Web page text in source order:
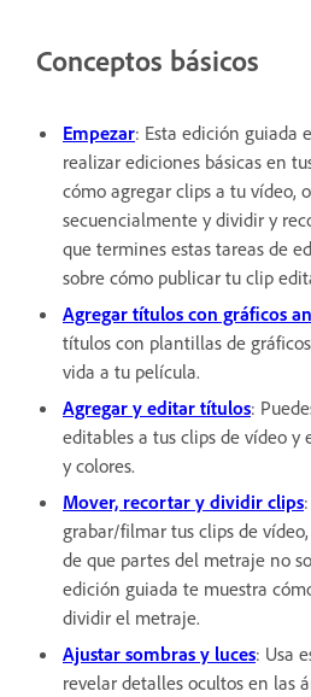
Conceptos básicos
Empezar: Esta edición guiada
realizar ediciones básicas en
cómo agregar clips a tu vídeo,
secuencialmente y dividir y
que termines estas tareas de
sobre cómo publicar tu clip
Agregar títulos con gráficos
títulos con plantillas de
vida a tu película.
Agregar y editar títulos:
editables a tus clips de vídeo y
y colores.
Mover, recortar y dividir clips
grabar/filmar tus clips de
de que partes del metraje no
edición guiada te muestra
dividir el metraje.
Ajustar sombras y luces: Usa
revelar detalles ocultos en las